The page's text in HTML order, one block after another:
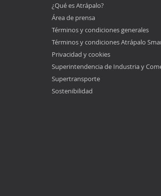
¿Qué es Atrápalo?
Área de prensa
Términos y condiciones generales
Términos y condiciones Atrápalo
Privacidad y cookies
Superintendencia de Industria y
Supertransporte
Sostenibilidad